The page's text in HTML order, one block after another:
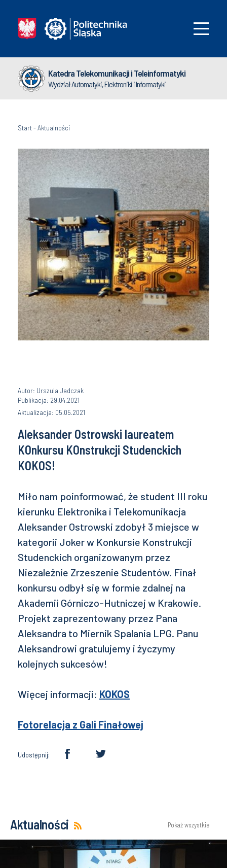
Katedra Telekomunikacji i Teleinformatyki
Wydział Automatyki, Elektroniki i Informatyki
Start-Aktualności
Autor: Urszula Jadczak
Publikacja: 29.04.2021
Aktualizacja: 05.05.2021
Aleksander Ostrowski laureatem
KOnkursu KOnstrukcji Studenckich
KOKOS!
Miło nam poinformować, że student III roku
kierunku Elektronika i Telekomunikacja
Aleksander Ostrowski zdobył 3 miejsce w
kategorii Joker w Konkursie Konstrukcji
Studenckich organizowanym przez
Niezależnie Zrzeszenie Studentów. Finał
konkursu odbył się w formie zdalnej na
Akademii Górniczo-Hutniczej w Krakowie.
Projekt zaprezentowany przez Pana
Aleksandra to Miernik Spalania LPG. Panu
Aleksandrowi gratulujemy i życzymy
kolejnych sukcesów!
Więcej informacji: KOKOS
Fotorelacja z Gali Finałowej
Udostępnij:
Aktualności Pokaż wszystkie